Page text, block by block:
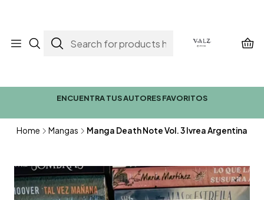
ENCUENTRA TUS AUTORES FAVORITOS
Home Mangas Manga Death Note Vol. 3 Ivrea Argentina